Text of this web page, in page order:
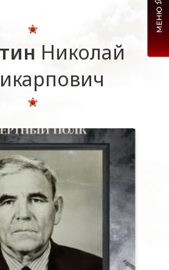
Николай
МЕНЮ